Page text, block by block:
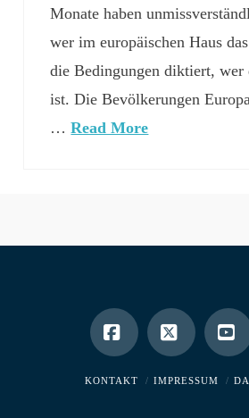
Monate haben
wer im europäischen Haus
die Bedingungen diktiert, wer
ist. Die Bevölkerungen
…Read More
Facebook
X
KONTAKT IMPRESSUM